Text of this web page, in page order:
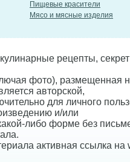
Пищевые красители
Мясо и мясные изделия
рецепты,
фото), размещенная
авторской,
для личного
и/или
либо форме без
активная ссылка на